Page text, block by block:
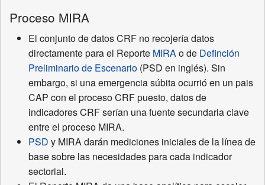
Proceso MIRA
El conjunto de datos CRF no recojería datos
directamente para el Reporte MIRAo de Definción
Preliminario de Escenario (PSD en inglés). Sin
embargo, si una emergencia súbita ocurrió en un pais
CAP con el proceso CRF puesto, datos de
indicadores CRF serían una fuente secundaria clave
entre el proceso MIRA.
PSD y MIRA darán mediciones iniciales de la línea de
base sobre las necesidades para cada indicador
sectorial.